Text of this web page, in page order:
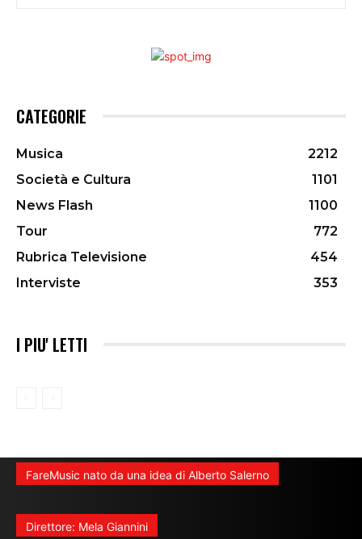
CATEGORIE
Musica
2212
Società e Cultura
1101
News Flash
1100
Tour
772
Rubrica Televisione
454
Interviste
353
I PIU' LETTI
FareMusic nato da una idea di Alberto Salerno
Direttore: Mela Giannini